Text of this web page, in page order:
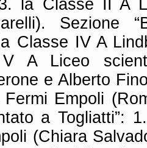
Sezione
Classe IV A
A Liceo
e Alberto
Empoli
a Togliatti”:
(Chiara